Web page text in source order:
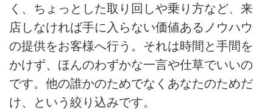
く、ちょっとした取り回しや乗り方など、来
店しなければ手に入らない価値あるノウハウ
の提供をお客様へ行う。それは時間と手間を
かけず、ほんのわずかな一言や仕草でいいの
です。他の誰かのためでなくあなたのためだ
け、という絞り込みです。